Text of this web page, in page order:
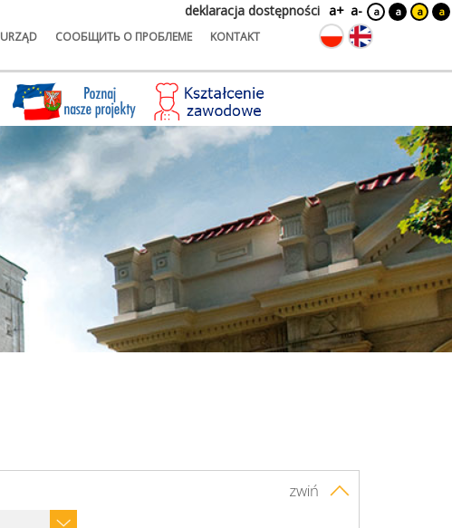
URZĄD СООБЩИТЬ О ПРОБЛЕМЕ KONTAKT
deklaracja dostępności a+ a- a a a a
zwiń